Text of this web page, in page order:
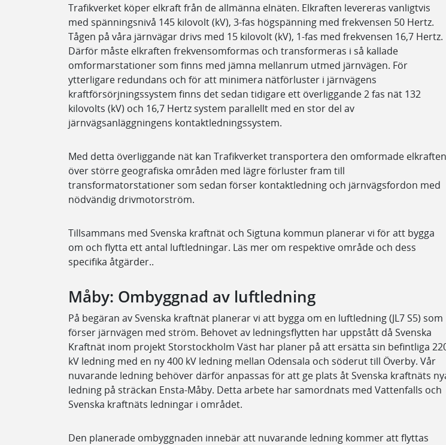
Trafikverket köper elkraft från de allmänna elnäten. Elkraften levereras vanligtvis
med spänningsnivå 145 kilovolt (kV), 3-fas högspänning med frekvensen 50 Hertz.
Tågen på våra järnvägar drivs med 15 kilovolt (kV), 1-fas med frekvensen 16,7 Hertz.
Därför måste elkraften frekvensomformas och transformeras i så kallade
omformarstationer som finns med jämna mellanrum utmed järnvägen. För
ytterligare redundans och för att minimera nätförluster i järnvägens
kraftförsörjningssystem finns det sedan tidigare ett överliggande 2 fas nät 132
kilovolts (kV) och 16,7 Hertz system parallellt med en stor del av
järnvägsanläggningens kontaktledningssystem.
Med detta överliggande nät kan Trafikverket transportera den omformade elkraften
över större geografiska områden med lägre förluster fram till
transformatorstationer som sedan förser kontaktledning och järnvägsfordon med
nödvändig drivmotorström.
Tillsammans med Svenska kraftnät och Sigtuna kommun planerar vi för att bygga
om och flytta ett antal luftledningar. Läs mer om respektive område och dess
specifika åtgärder..
Måby: Ombyggnad av luftledning
På begäran av Svenska kraftnät planerar vi att bygga om en luftledning (JL7 S5) som
förser järnvägen med ström. Behovet av ledningsflytten har uppstått då Svenska
Kraftnät inom projekt Storstockholm Väst har planer på att ersätta sin befintliga
kV ledning med en ny 400 kV ledning mellan Odensala och söderut till Överby. Vår
nuvarande ledning behöver därför anpassas för att ge plats åt Svenska kraftnäts
ledning på sträckan Ensta-Måby. Detta arbete har samordnats med Vattenfalls och
Svenska kraftnäts ledningar i området.
Den planerade ombyggnaden innebär att nuvarande ledning kommer att flyttas